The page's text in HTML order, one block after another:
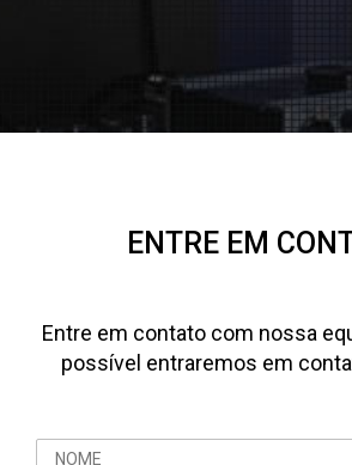
ENTRE EM
Entre em contato com nossa
possível entraremos em